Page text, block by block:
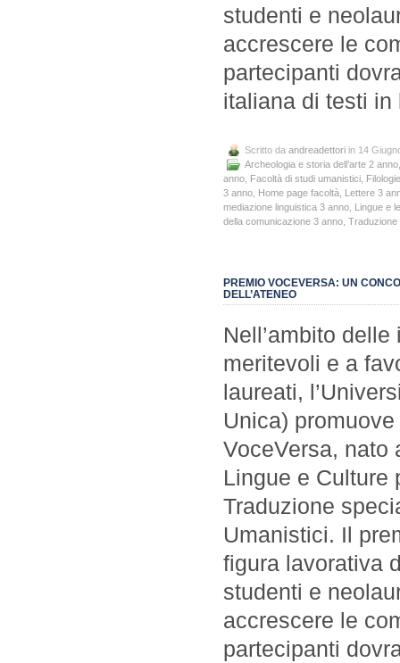
studenti e
accrescere le
partecipanti
italiana di testi
Scritto da andreadettori in 14
Archeologia e storia dell’arte 2 anno
anno Facoltà di studi umanistici
3 anno Home page facoltà Lettere 3
mediazione linguistica 3 anno Lingue e
della comunicazione 3 anno Traduzione
PREMIO VOCEVERSA: UN
DELL’ATENEO
Nell’ambito
meritevoli e a
laureati,
Unica)
VoceVersa, nato
Lingue e Culture
Traduzione
Umanistici. Il
figura lavorativa
studenti e
accrescere le
partecipanti